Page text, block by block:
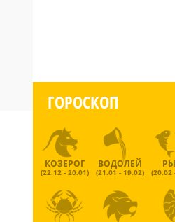
ГОРОСКОП
КОЗЕРОГ
(22.12 - 20.01)
ВОДОЛЕЙ
(21.01 - 19.02) (20.02